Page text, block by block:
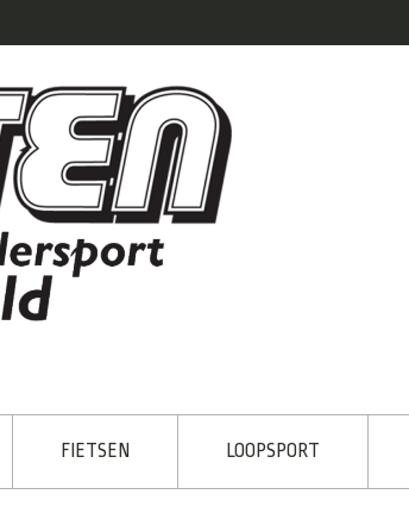
FIETSEN LOOPSPORT